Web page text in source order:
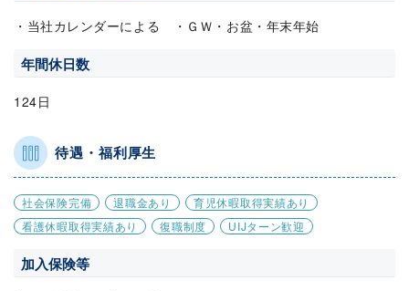
・当社カレンダーによる ・ＧＷ・お盆・年末年始
年間休日数
124日
待遇・福利厚生
社会保険完備 退職金あり
育児休暇取得実績あり
看護休暇取得実績あり
復職制度 UIJターン歓迎
加入保険等